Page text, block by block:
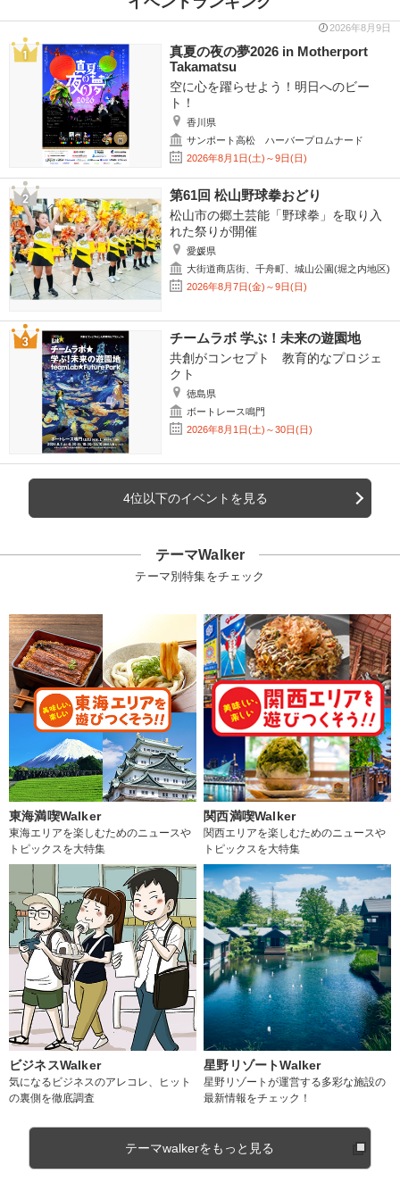
2026年8月9日
真夏の夜の夢2026 in Motherport
Takamatsu
空に心を躍らせよう！明日へのビー
ト！
香川県
サンポート高松 ハーバープロムナード
2026年8月1日(土)～9日(日)
第61回 松山野球拳おどり
松山市の郷土芸能「野球拳」を取り入
れた祭りが開催
愛媛県
大街道商店街、千舟町、城山公園(堀之内地区)
2026年8月7日(金)～9日(日)
チームラボ 学ぶ！未来の遊園地
共創がコンセプト 教育的なプロジェ
クト
徳島県
ボートレース鳴門
2026年8月1日(土)～30日(日)
4位以下のイベントを見る
テーマWalker
テーマ別特集をチェック
東海満喫Walker
東海エリアを楽しむためのニュースや
トピックスを大特集
関西満喫Walker
関西エリアを楽しむためのニュースや
トピックスを大特集
ビジネスWalker
気になるビジネスのアレコレ、ヒット
の裏側を徹底調査
星野リゾートWalker
星野リゾートが運営する多彩な施設の
最新情報をチェック！
テーマwalkerをもっと見る